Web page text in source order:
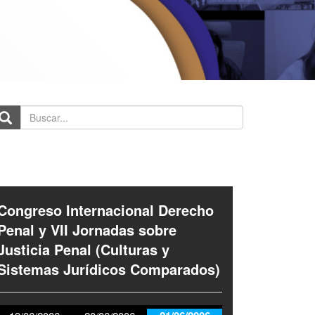
Internacional Derecho
y VII Jornadas sobre
Penal (Culturas y
Jurídicos Comparados)